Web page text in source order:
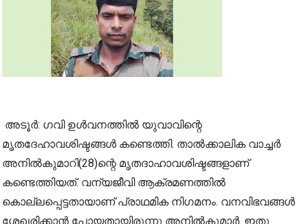
അടൂർ: ഗവി ഉൾവനത്തിൽ യുവാവിന്റെ
മൃതദേഹാവശിഷ്ടങ്ങൾ കണ്ടെത്തി. താൽക്കാലിക വാച്ചർ
അനിൽകുമാറി(28)ന്റെ മൃതദാഹാവശിഷ്ടങ്ങളാണ്
കണ്ടെത്തിയത്. വന്യജീവി ആക്രമണത്തിൽ
കൊല്ലപ്പെട്ടതായാണ് പ്രാഥമിക നിഗമനം. വനവിഭവങ്ങൾ
ശേഖരിക്കാൻ പോയതായിരുന്നു അനിൽകുമാർ. ഇതു